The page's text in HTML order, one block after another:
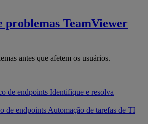
problemas TeamViewer
antes que afetem os usuários.
de endpoints Identifique e resolva
de endpoints Automação de tarefas de TI